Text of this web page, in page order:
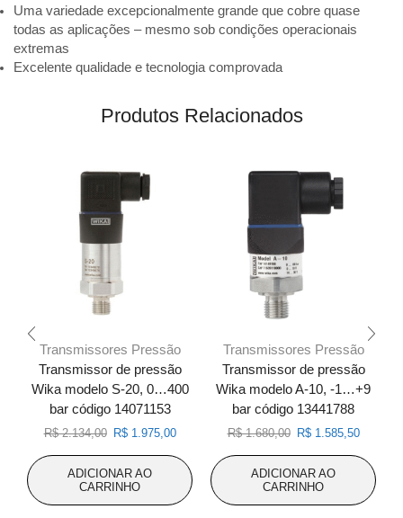
Uma variedade excepcionalmente grande que cobre quase
todas as aplicações – mesmo sob condições operacionais
extremas
Excelente qualidade e tecnologia comprovada
Produtos Relacionados
Transmissores Pressão
Transmissor de pressão
Wika modelo S-20, 0…400
bar código 14071153
R$2.134,00 O
original
era:
R$ 2.134,00.
R$1.975,00O
atual
R$ 1.975,00.
ADICIONAR AO
CARRINHO
Transmissores Pressão
Transmissor de pressão
Wika modelo A-10, -1…+9
bar código 13441788
R$1.680,00 O
original
era:
R$ 1.680,00.
R$1.585,50O
atual
R$
ADICIONAR AO
CARRINHO